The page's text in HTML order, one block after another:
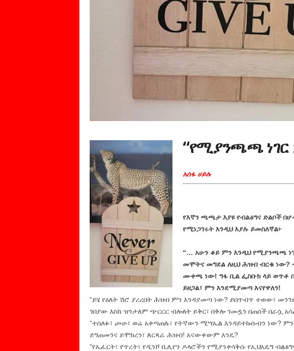
“የሚያንጫጫ ነገር
አሰፋ ሀይሉ
የእኛን ጫጫታ እያዩ የብልፅግና ድልቦች
የሚነጋገሩት እንዲህ እያሉ ይመስለኛል፦
“… አሁን ቆይ ምን እንዲህ የሚያንጫጫ
መሞትና መግደል ለዚህ ሕዝብ ብርቁ
ሙቀጫ ነው! ግፋ ቢል ፌስቡክ ላይ
ይዘጋል፣ ምን እንደሚያመጣ እናየዋለን!
“ይሄ የዕለት ሽሮ ያረረበት ሕዝብ ምን እንዳያመጣ ነው? ይበጥብጥ ተወው፣
ገበያው እስከ ዝንታለም ጭርርር ብሎለት ይቅር፣ በቅሎ ገመዷን በጠሰች በራሷ
“ተሰለፉ፣ ጮሁ፣ ወሬ አቀጣጠሉ፣ የትኛውን ሚሣኤል እንዳይተኩሱብን ነው?
ይግጠመንና ይሞክረን፣ ጰርጳራ ሕዝብ! አናውቀውም እንዴ?
“የኤፈርት፣ የጥረት፣ የዲንሾ ቢሊየን ዶላሮችን የሚያንቀሳቅሱ የኢህአዴግ